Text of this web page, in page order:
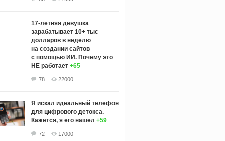
17-летняя девушка
зарабатывает 10+ тыс
долларов в неделю
на создании сайтов
с помощью ИИ. Почему это
НЕ работает +65
78 22000
Я искал идеальный телефон
для цифрового детокса.
Кажется, я его нашёл +59
72 17000